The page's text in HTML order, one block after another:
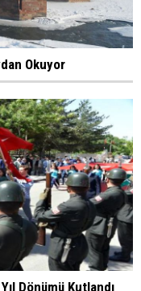
Okuyor
Dönümü Kutlandı